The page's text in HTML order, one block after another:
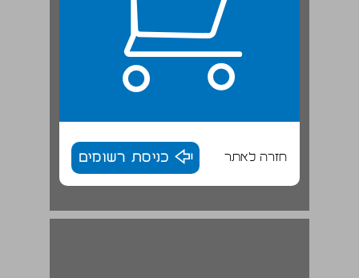
חזרה לאתר כניסת רשומים
מקורותיו של השיח התאולוגי האפופטי בפילוסופיה היוונית ... 19